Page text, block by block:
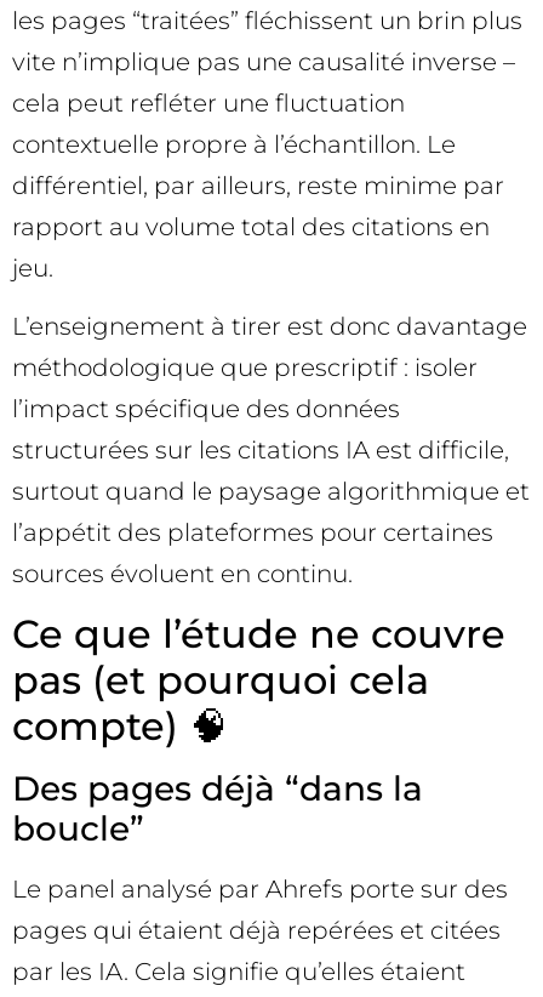
les pages “traitées” fléchissent un brin plus
vite n’implique pas une causalité inverse –
cela peut refléter une fluctuation
contextuelle propre à l’échantillon. Le
différentiel, par ailleurs, reste minime par
rapport au volume total des citations en
jeu.
L’enseignement à tirer est donc davantage
méthodologique que prescriptif : isoler
l’impact spécifique des données
structurées sur les citations IA est difficile,
surtout quand le paysage algorithmique et
l’appétit des plateformes pour certaines
sources évoluent en continu.
Ce que l’étude ne couvre
pas (et pourquoi cela
compte) 🧠
Des pages déjà “dans la
boucle”
Le panel analysé par Ahrefs porte sur des
pages qui étaient déjà repérées et citées
par les IA. Cela signifie qu’elles étaient